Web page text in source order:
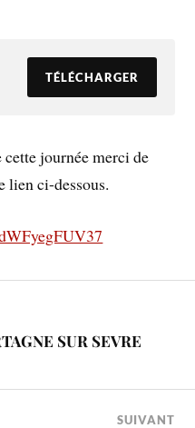
TÉLÉCHARGER
journée merci de
lien ci-dessous.
SUR SEVRE
SUIVANT